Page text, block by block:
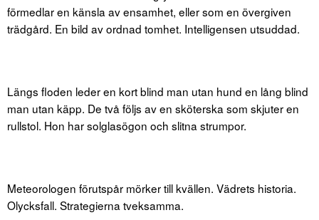
förmedlar en känsla av ensamhet, eller som en övergiven
trädgård. En bild av ordnad tomhet. Intelligensen utsuddad.
Längs floden leder en kort blind man utan hund en lång blind
man utan käpp. De två följs av en sköterska som skjuter en
rullstol. Hon har solglasögon och slitna strumpor.
Meteorologen förutspår mörker till kvällen. Vädrets historia.
Olycksfall. Strategierna tveksamma.